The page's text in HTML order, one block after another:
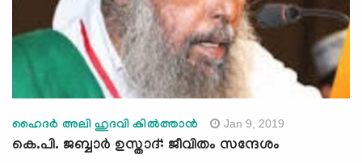
ഹൈദര്‍ അലി ഹുദവി കില്‍ത്താന്‍ Jan 9, 2019
കെ.പി. ജബ്ബാര്‍ ഉസ്താദ്: ജീവിതം സന്ദേശം